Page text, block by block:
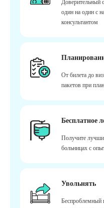
Доверительный
один на один с
консультантом
От билета до
пакетов при
Бесплатное
Получите
больницах с
Увольнять
Беспроблемный